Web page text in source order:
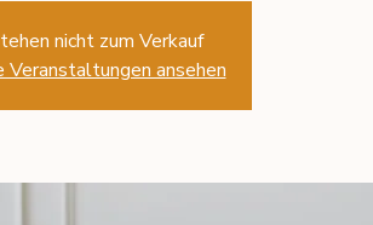
nicht zum Verkauf
Veranstaltungen ansehen